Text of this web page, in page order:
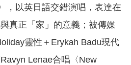
，以英日語交錯演唱，表達在
真正「家」的意義；被傳媒
靈性＋Erykah Badu現代
Lenae合唱〈New